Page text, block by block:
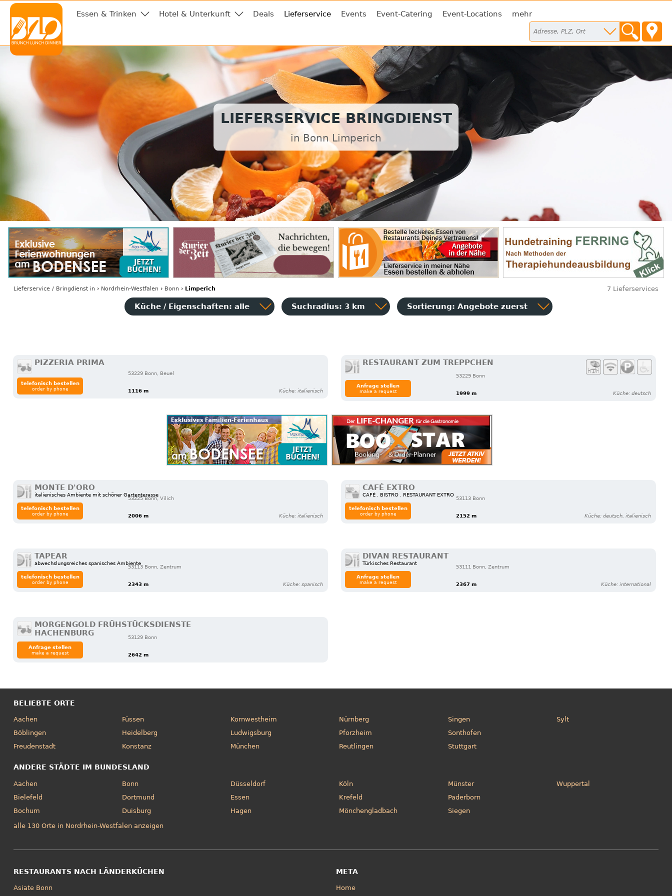
Essen & Trinken Hotel & Unterkunft Deals Lieferservice Events Event-Catering Event-Locations mehr
LIEFERSERVICE BRINGDIENST
in Bonn Limperich
Lieferservice / Bringdienstin › Nordrhein-Westfalen › Bonn › Limperich 7 Lieferservices
Küche / Eigenschaften: alle Suchradius: 3 km Sortierung: Angebote zuerst
PIZZERIA PRIMA
53229 Bonn, Beuel
1116 m Küche: italienisch
telefonisch bestellen
order by phone
RESTAURANT ZUM TREPPCHEN
53229 Bonn
1999 m Küche: deutsch
Anfrage stellen
make a request
MONTE D'ORO
italienisches Ambiente mit schöner Gartenterasse
53225 Bonn, Vilich
2006 m Küche: italienisch
telefonisch bestellen
order by phone
CAFÉ EXTRO
CAFÉ . BISTRO . RESTAURANT EXTRO
53113 Bonn
2152 m Küche: deutsch, italienisch
telefonisch bestellen
order by phone
TAPEAR
abwechslungsreiches spanisches Ambiente
53113 Bonn, Zentrum
2343 m Küche: spanisch
telefonisch bestellen
order by phone
DIVAN RESTAURANT
Türkisches Restaurant
53111 Bonn, Zentrum
2367 m Küche: international
Anfrage stellen
make a request
MORGENGOLD FRÜHSTÜCKSDIENSTE
HACHENBURG
53129 Bonn
2642 m
Anfrage stellen
make a request
BELIEBTE ORTE
Aachen
Böblingen
Freudenstadt
Füssen
Heidelberg
Konstanz
Kornwestheim
Ludwigsburg
München
Nürnberg
Pforzheim
Reutlingen
Singen
Sonthofen
Stuttgart
Sylt
ANDERE STÄDTE IM BUNDESLAND
Aachen
Bielefeld
Bochum
Bonn
Dortmund
Duisburg
Düsseldorf
Essen
Hagen
Köln
Krefeld
Mönchengladbach
Münster
Paderborn
Siegen
Wuppertal
alle 130 Orte in Nordrhein-Westfalen anzeigen
RESTAURANTS NACH LÄNDERKÜCHEN
Asiate Bonn
META
Home